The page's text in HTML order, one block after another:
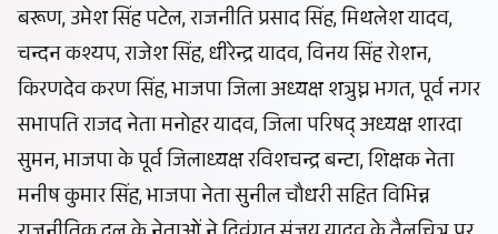
बरूण, उमेश सिंह पटेल, राजनीति प्रसाद सिंह, मिथलेश यादव,
चन्दन कश्यप, राजेश सिंह, धीरेन्द्र यादव, विनय सिंह रोशन,
किरणदेव करण सिंह, भाजपा जिला अध्यक्ष शत्रुघ्न भगत, पूर्व नगर
सभापति राजद नेता मनोहर यादव, जिला परिषद् अध्यक्ष शारदा
सुमन, भाजपा के पूर्व जिलाध्यक्ष रविशचन्द्र बन्टा, शिक्षक नेता
मनीष कुमार सिंह, भाजपा नेता सुनील चौधरी सहित विभिन्न